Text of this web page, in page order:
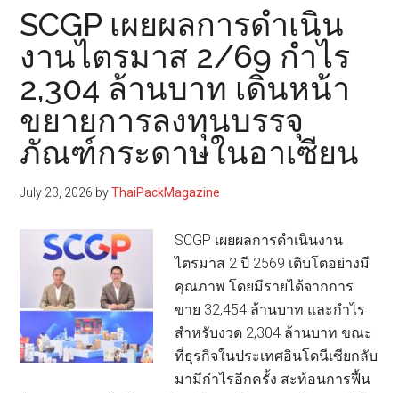
ออก
อาหาร
ไทย
โต
เค
เอช
เปิด
ตัว
“NURA”
คลินิก
กรอง
สุขภาพ
ใน
กรุงเทพ
SCGP เผยผลการดำเนิน
งานไตรมาส 2/69 กำไร
2,304 ล้านบาท เดินหน้า
ขยายการลงทุนบรรจุ
ภัณฑ์กระดาษในอาเซียน
July 23, 2026 byThaiPackMagazine
SCGP เผยผลการดำเนินงาน
ไตรมาส 2 ปี 2569 เติบโตอย่างมี
คุณภาพ โดยมีรายได้จากการ
ขาย 32,454 ล้านบาท และกำไร
สำหรับงวด 2,304 ล้านบาท ขณะ
ที่ธุรกิจในประเทศอินโดนีเซียกลับ
มามีกำไรอีกครั้ง สะท้อนการฟื้น